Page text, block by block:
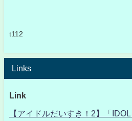
t112
Links
Link
【アイドルだいすき！2】「IDOL